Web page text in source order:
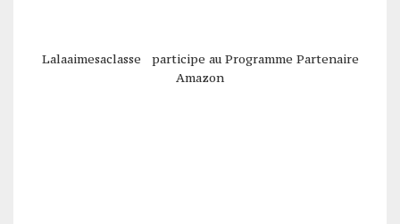
Lalaaimesaclasse participe au Programme Partenaire
Amazon